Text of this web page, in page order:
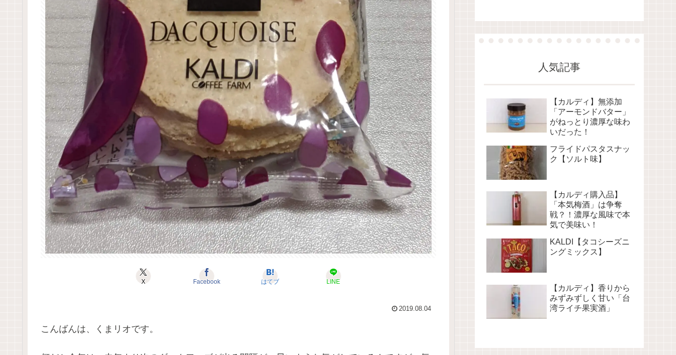
X Facebook はてブ LINE
2019.08.04
こんばんは、くまリオです。
人気記事
【カルディ】無添加
「アーモンドバター」
がねっとり濃厚な味わ
いだった！
フライドパスタスナッ
ク【ソルト味】
【カルディ購入品】
「本気梅酒」は争奪
戦？！濃厚な風味で本
気で美味い！
KALDI【タコシーズニ
ングミックス】
【カルディ】香りから
みずみずしく甘い「台
湾ライチ果実酒」